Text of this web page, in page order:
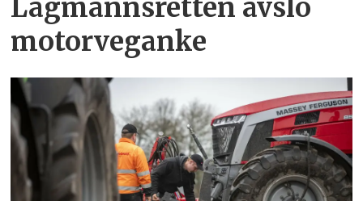
Lagmannsretten avslo
motorveganke